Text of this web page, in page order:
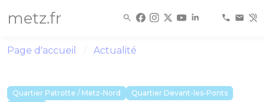
metz.fr
Page d'accueil Actualité
Quartier Patrotte / Metz-Nord
Quartier Devant-les-Ponts